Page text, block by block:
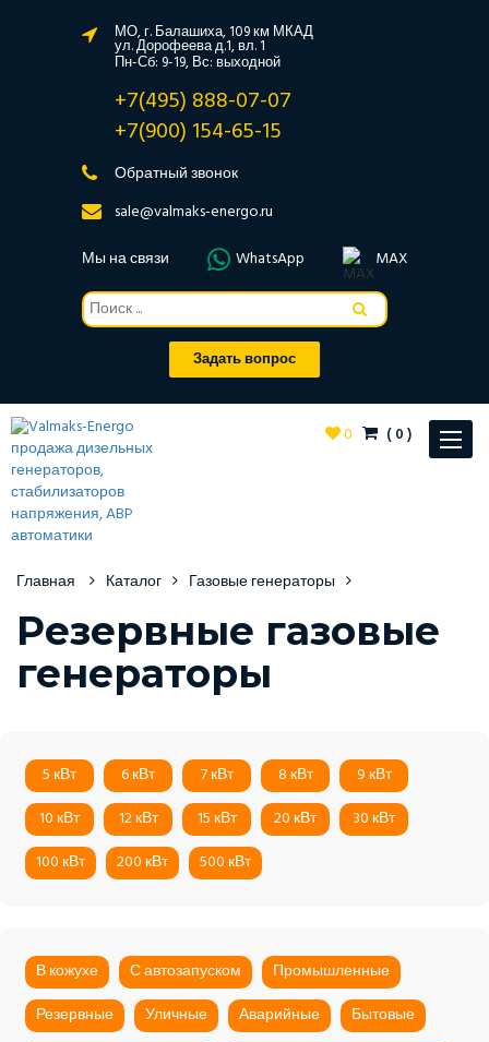
МО, г. Балашиха, 109 км МКАД
ул. Дорофеева д.1, вл. 1
Пн-Сб: 9-19, Вс: выходной
+7(495) 888-07-07
+7(900) 154-65-15
Обратный звонок
sale@valmaks-energo.ru
Мы на связи
WhatsApp MAX
Задать вопрос
Toggle
0 (0)
Главная Каталог Газовые генераторы
Резервные газовые
генераторы
5 кВт 6 кВт 7 кВт 8 кВт
9 кВт
10 кВт
12 кВт 15 кВт 20 кВт
30 кВт
100 кВт
200 кВт 500 кВт
В кожухе С автозапуском
Промышленные
Резервные
Уличные Аварийные
Бытовые